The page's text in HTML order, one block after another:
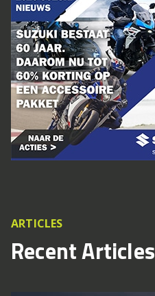
ARTICLES
Recent Articles